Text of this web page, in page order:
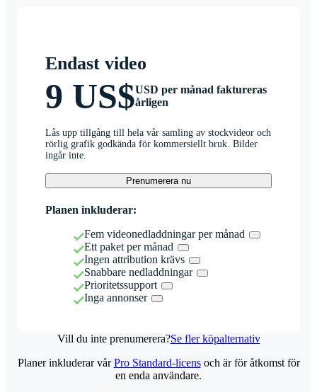
Endast video
9 US$USD per månad faktureras
årligen
Lås upp tillgång till hela vår samling av stockvideor och
rörlig grafik godkända för kommersiellt bruk. Bilder
ingår inte.
Prenumerera nu
Planen inkluderar:
Fem videonedladdningar per månad
Ett paket per månad
Ingen attribution krävs
Snabbare nedladdningar
Prioritetssupport
Inga annonser
Vill du inte prenumerera?Se fler köpalternativ
Planer inkluderar vårPro Standard-licensoch är för åtkomst för
en enda användare.